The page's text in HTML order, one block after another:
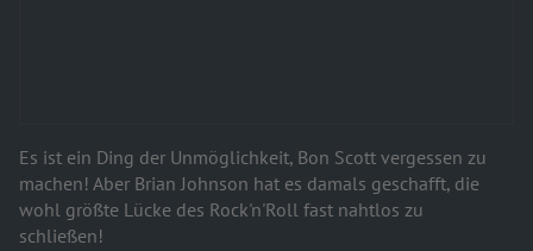
Es ist ein Ding der Unmöglichkeit, Bon Scott vergessen zu
machen! Aber Brian Johnson hat es damals geschafft, die
wohl größte Lücke des Rock'n'Roll fast nahtlos zu
schließen!